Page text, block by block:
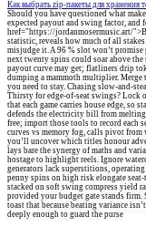
Как выбрать zip-пакеты для хранения
Should you have questioned what
expected payout and swing factor,
href="https://jordanmosermusic.art/
statistic, reveals how much of all
misjudge it. A 96 % slot won’t promise
next twenty spins could soar above the
payout curve may get; flatliners drip
dumping a mammoth multiplier.
you need to stay. Chasing slow-and-
Thirsty for edge-of-seat swings?
that each game carries house edge, so
defends the electricity bill from
free; import those tools to record each
curves vs memory fog, calls pivot from
you’ll uncover which titles honour
lays bare the synergy of maths and
hostage to highlight reels. Ignore
generators lack superstitions,
penny spins on high risk elongate
stacked on soft swing compress yield
provided your budget gate stands
toast that because beating variance
deeply enough to guard the purse